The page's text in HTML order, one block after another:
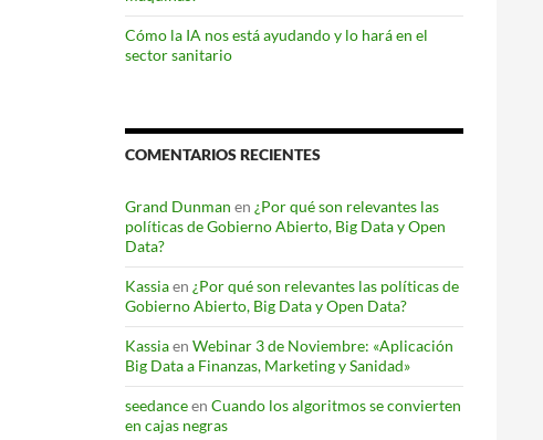
Cómo la IA nos está ayudando y lo hará en el
sector sanitario
COMENTARIOS RECIENTES
Grand Dunman en ¿Por qué son relevantes las
políticas de Gobierno Abierto, Big Data y Open
Data?
Kassiaen ¿Por qué son relevantes las políticas de
Gobierno Abierto, Big Data y Open Data?
Kassiaen Webinar 3 de Noviembre: «Aplicación
Big Data a Finanzas, Marketing y Sanidad»
seedanceen Cuando los algoritmos se convierten
en cajas negras